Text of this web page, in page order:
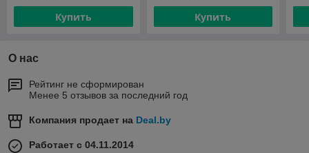
Купить Купить
О нас
Рейтинг не сформирован
Менее 5 отзывов за последний год
Компания продает на Deal.by
Работает с 04.11.2014